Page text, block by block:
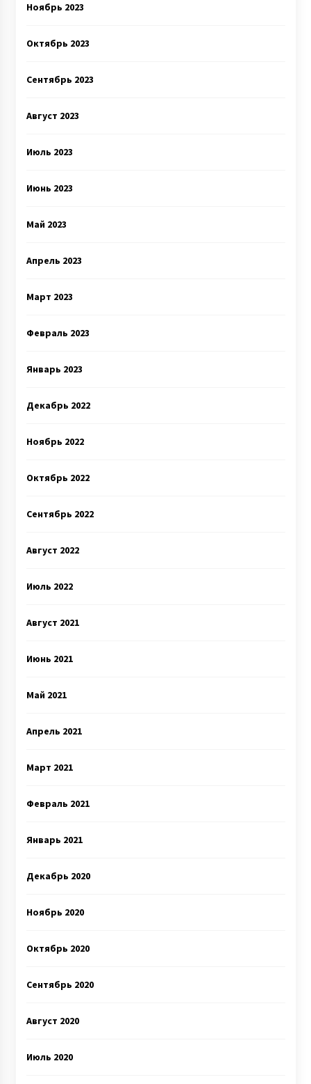
Ноябрь 2023
Октябрь 2023
Сентябрь 2023
Август 2023
Июль 2023
Июнь 2023
Май 2023
Апрель 2023
Март 2023
Февраль 2023
Январь 2023
Декабрь 2022
Ноябрь 2022
Октябрь 2022
Сентябрь 2022
Август 2022
Июль 2022
Август 2021
Июнь 2021
Май 2021
Апрель 2021
Март 2021
Февраль 2021
Январь 2021
Декабрь 2020
Ноябрь 2020
Октябрь 2020
Сентябрь 2020
Август 2020
Июль 2020